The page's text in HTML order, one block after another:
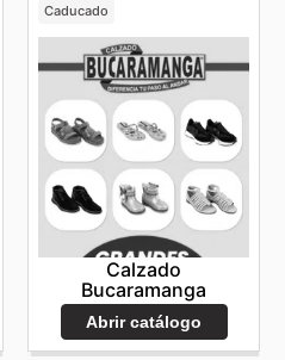
Caducado
Calzado
Bucaramanga
Abrir catálogo